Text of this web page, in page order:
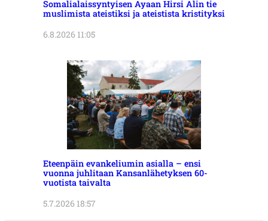
Somalialaissyntyisen Ayaan Hirsi Alin tie
muslimista ateistiksi ja ateistista kristityksi
6.8.2026 11:05
Eteenpäin evankeliumin asialla – ensi
vuonna juhlitaan Kansanlähetyksen 60-
vuotista taivalta
5.7.2026 18:57